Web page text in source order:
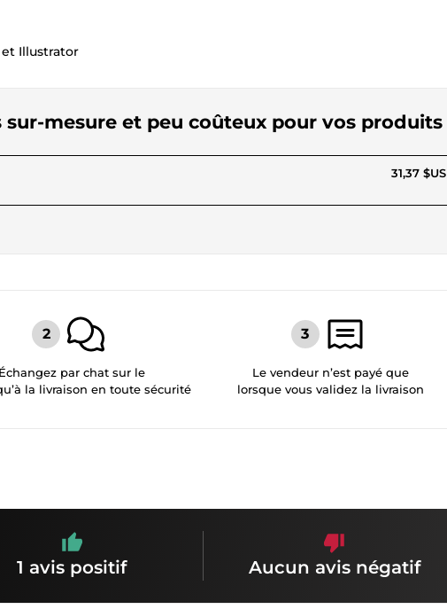
Illustrator
mesure et peu coûteux pour vos produits
31,37 $US
Échangez par chat sur le
la livraison en toute sécurité
Le vendeur n’est payé que
lorsque vous validez la livraison
1 avis positif Aucun avis négatif